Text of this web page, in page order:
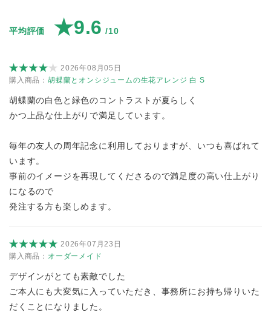
平均評価 ★9.6 /10
2026年08月05日
購入商品： 胡蝶蘭とオンシジュームの生花アレンジ 白 S
胡蝶蘭の白色と緑色のコントラストが夏らしく
かつ上品な仕上がりで満足しています。
毎年の友人の周年記念に利用しておりますが、いつも喜ばれて
います。
事前のイメージを再現してくださるので満足度の高い仕上がり
になるので
発注する方も楽しめます。
2026年07月23日
購入商品： オーダーメイド
デザインがとても素敵でした
ご本人にも大変気に入っていただき、事務所にお持ち帰りいた
だくことになりました。